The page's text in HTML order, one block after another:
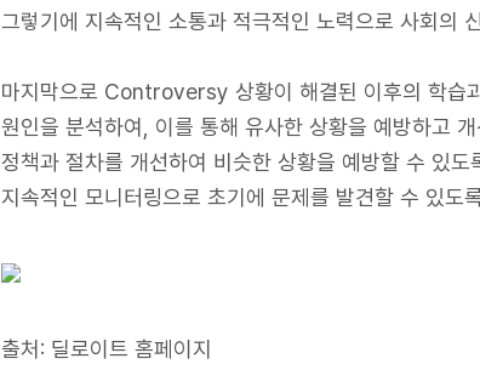
그렇기에 지속적인 소통과 적극적인 노력으로 사회의
마지막으로 Controversy 상황이 해결된 이후의 학습
원인을 분석하여, 이를 통해 유사한 상황을 예방하고
정책과 절차를 개선하여 비슷한 상황을 예방할 수 있
지속적인 모니터링으로 초기에 문제를 발견할 수 있도
출처: 딜로이트 홈페이지